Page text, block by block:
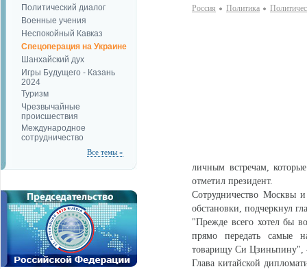
Политический диалог
Военные учения
Неспокойный Кавказ
Спецоперация на Украине
Шанхайский дух
Игры Будущего - Казань
2024
Туризм
Чрезвычайные
происшествия
Международное
сотрудничество
Все темы »
Россия Политика
личным встречам,
отметил президент.
Сотрудничество Москвы
обстановки, подчеркнул
"Прежде всего хотел бы
прямо передать самые
товарищу Си Цзиньпину",
Глава китайской